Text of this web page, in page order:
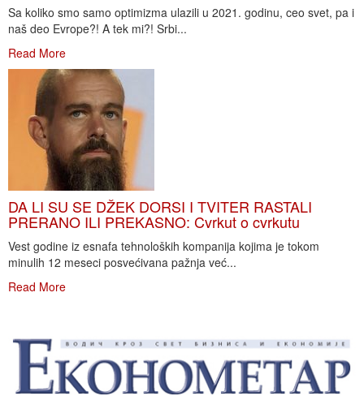
Sa koliko smo samo optimizma ulazili u 2021. godinu, ceo svet, pa i
naš deo Evrope?! A tek mi?! Srbi...
Read More
DA LI SU SE DŽEK DORSI I TVITER RASTALI
PRERANO ILI PREKASNO: Cvrkut o cvrkutu
Vest godine iz esnafa tehnoloških kompanija kojima je tokom
minulih 12 meseci posvećivana pažnja već...
Read More